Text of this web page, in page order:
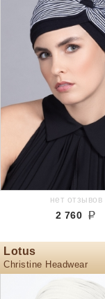
нет отзывов
2 760
Lotus
Christine Headwear